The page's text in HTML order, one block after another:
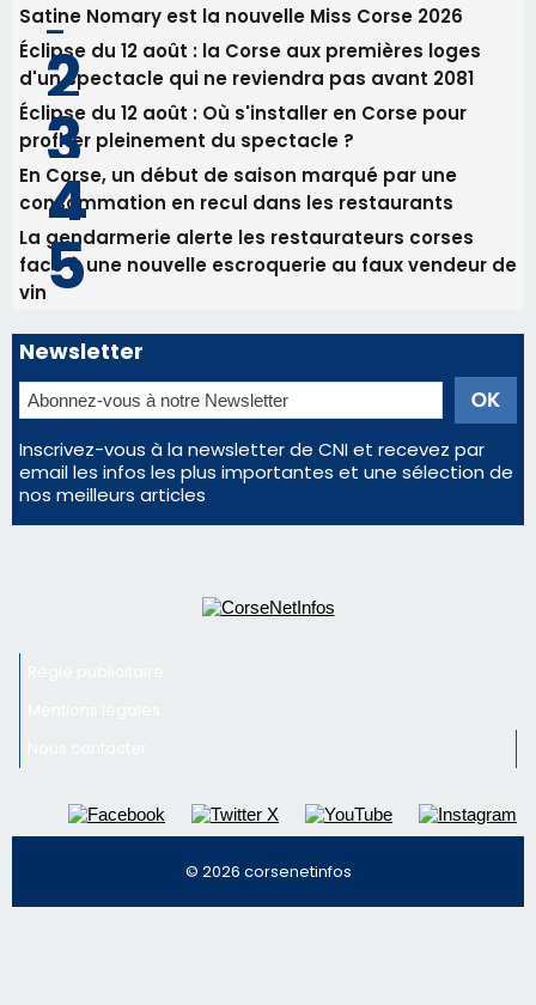
La gendarmerie alerte les restaurateurs corses
face à une nouvelle escroquerie au faux vendeur de
vin
Newsletter
Inscrivez-vous à la newsletter de CNI et recevez par
email les infos les plus importantes et une sélection de
nos meilleurs articles
Régie publicitaire
Mentions légales
Nous contacter